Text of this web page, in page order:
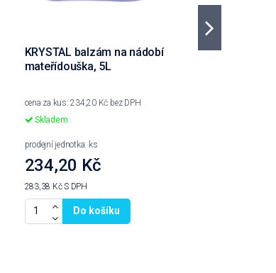
KRYSTAL balzám na nádobí
mateřídouška, 5L
cena za kus: 234,20 Kč bez DPH
Skladem
prodejní jednotka: ks
234,20 Kč
283,38 KčS DPH
Do košíku